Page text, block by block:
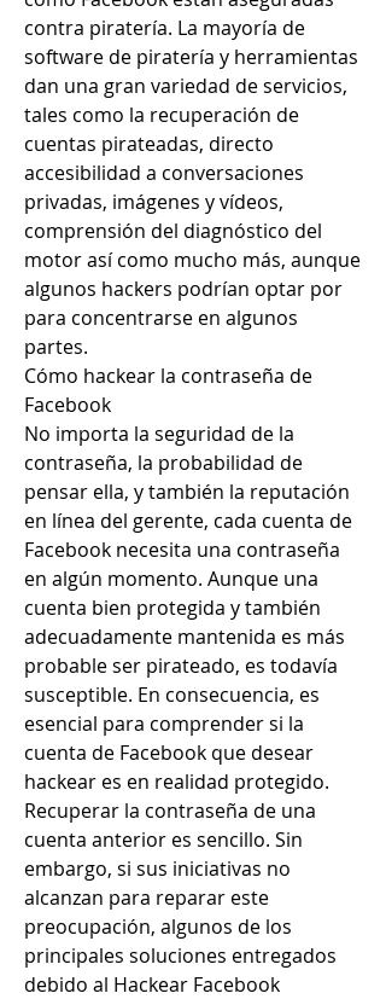
contra piratería. La mayoría de
software de piratería y herramientas
dan una gran variedad de servicios,
tales como la recuperación de
cuentas pirateadas, directo
accesibilidad a conversaciones
privadas, imágenes y vídeos,
comprensión del diagnóstico del
motor así como mucho más, aunque
algunos hackers podrían optar por
para concentrarse en algunos
partes.
Cómo hackear la contraseña de
Facebook
No importa la seguridad de la
contraseña, la probabilidad de
pensar ella, y también la reputación
en línea del gerente, cada cuenta de
Facebook necesita una contraseña
en algún momento. Aunque una
cuenta bien protegida y también
adecuadamente mantenida es más
probable ser pirateado, es todavía
susceptible. En consecuencia, es
esencial para comprender si la
cuenta de Facebook que desear
hackear es en realidad protegido.
Recuperar la contraseña de una
cuenta anterior es sencillo. Sin
embargo, si sus iniciativas no
alcanzan para reparar este
preocupación, algunos de los
principales soluciones entregados
debido al Hackear Facebook